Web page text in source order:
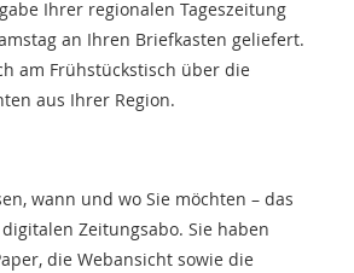
Ihrer regionalen Tageszeitung
an Ihren Briefkasten geliefert.
am Frühstückstisch über die
aus Ihrer Region.
wann und wo Sie möchten – das
Zeitungsabo. Sie haben
die Webansicht sowie die